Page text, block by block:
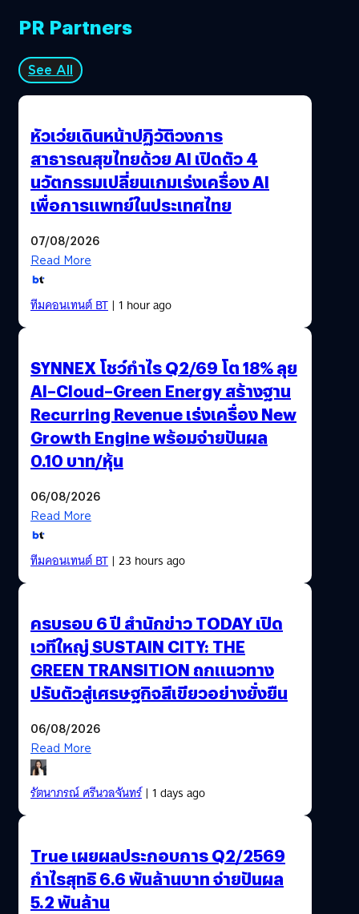
PR Partners
See All
หัวเว่ยเดินหน้าปฏิวัติวงการ
สาธารณสุขไทยด้วย AI เปิดตัว 4
นวัตกรรมเปลี่ยนเกมเร่งเครื่อง AI
เพื่อการแพทย์ในประเทศไทย
07/08/2026
Read More
ทีมคอนเทนต์ BT| 1 hour ago
SYNNEX โชว์กำไร Q2/69 โต 18% ลุย
AI–Cloud–Green Energy สร้างฐาน
Recurring Revenue เร่งเครื่อง New
Growth Engine พร้อมจ่ายปันผล
0.10 บาท/หุ้น
06/08/2026
Read More
ทีมคอนเทนต์ BT| 23 hours ago
ครบรอบ 6 ปี สำนักข่าว TODAY เปิด
เวทีใหญ่ SUSTAIN CITY: THE
GREEN TRANSITION ถกแนวทาง
ปรับตัวสู่เศรษฐกิจสีเขียวอย่างยั่งยืน
06/08/2026
Read More
รัตนาภรณ์ ศรีนวลจันทร์| 1 days ago
True เผยผลประกอบการ Q2/2569
กำไรสุทธิ 6.6 พันล้านบาท จ่ายปันผล
5.2 พันล้าน